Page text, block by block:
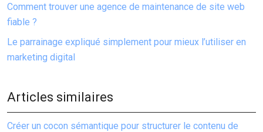
Comment trouver une agence de maintenance de site web
fiable ?
Le parrainage expliqué simplement pour mieux l’utiliser en
marketing digital
Articles similaires
Créer un cocon sémantique pour structurer le contenu de